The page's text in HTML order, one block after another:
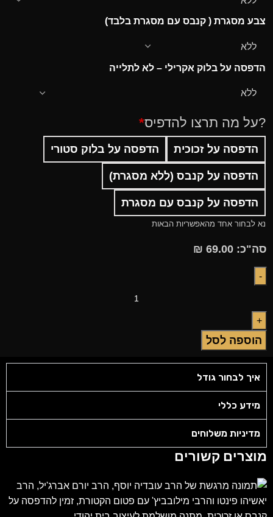
צבע מסגרת ( קנבס עם מסגרת בלבד)
הדפסה על בלוק אקרילי – לא לתלייה
?על מה תרצו להדפיס*
הדפסה על זכוכית הדפסה על בלוק סטורי
הדפסה על קנבס (ללא מסגרת)
הדפסה על קנבס עם מסגרת
נא לבחור אחד מהאפשריות הבאות
סה"כ: 69.00
₪
הוספה לסל
איך לבחור גודל
מידע כללי
מדיניות משלוחים
מוצרים קשורים